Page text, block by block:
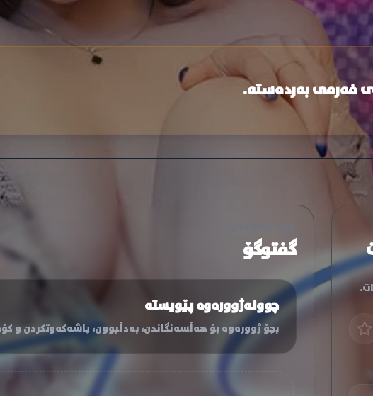
فەرمی بەردەستە.
گفتوگۆ
چوونەژوورەوە پێویستە
بچۆ ژوورەوە بۆ هەڵسەنگاندن، بەدڵبوون، پاشەکەوتکردن و